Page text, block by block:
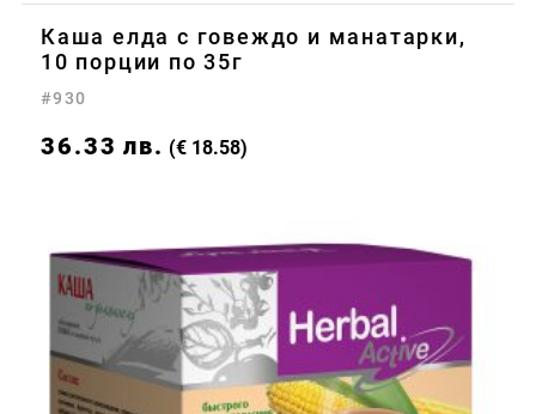
Каша елда с говеждо и манатарки,
10 порции по 35г
#930
36.33 лв. (€ 18.58)